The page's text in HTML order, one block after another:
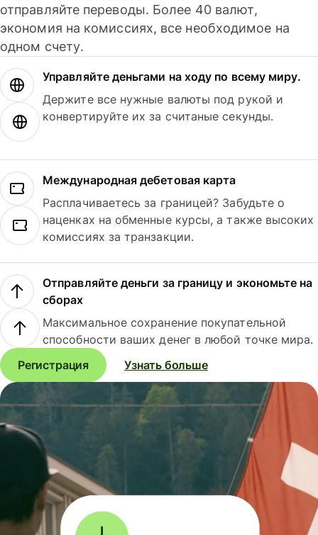
отправляйте переводы. Более 40 валют,
экономия на комиссиях, все необходимое на
одном счету.
Управляйте деньгами на ходу по всему миру.
Держите все нужные валюты под рукой и
конвертируйте их за считаные секунды.
Международная дебетовая карта
Расплачиваетесь за границей? Забудьте о
наценках на обменные курсы, а также высоких
комиссиях за транзакции.
Отправляйте деньги за границу и экономьте на
сборах
Максимальное сохранение покупательной
способности ваших денег в любой точке мира.
Регистрация
Узнать больше